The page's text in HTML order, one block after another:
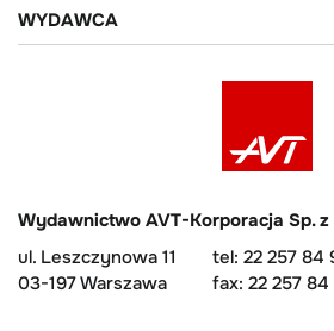
WYDAWCA
Wydawnictwo AVT-Korporacja Sp. z
ul. Leszczynowa 11
03-197 Warszawa
tel: 22 257 84
fax: 22 257